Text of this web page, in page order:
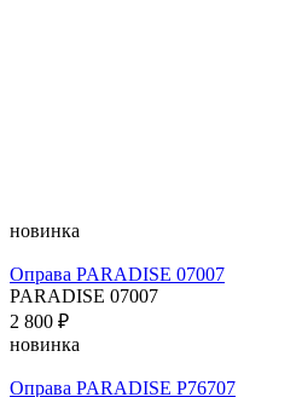
новинка
Оправа PARADISE 07007
PARADISE 07007
2 800 ₽
новинка
Оправа PARADISE P76707